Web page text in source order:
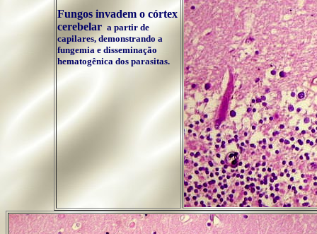
Fungos invadem o córtex
cerebelar a partir de
capilares, demonstrando a
fungemia e disseminação
hematogênica dos parasitas.